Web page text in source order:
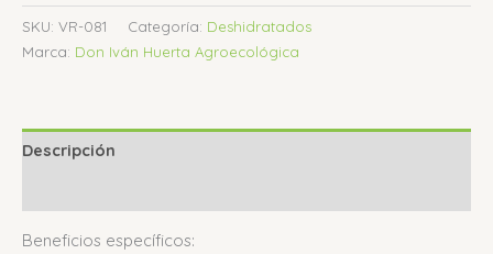
SKU: VR-081 Categoría: Deshidratados
Marca: Don Iván Huerta Agroecológica
Descripción
Beneficios específicos: